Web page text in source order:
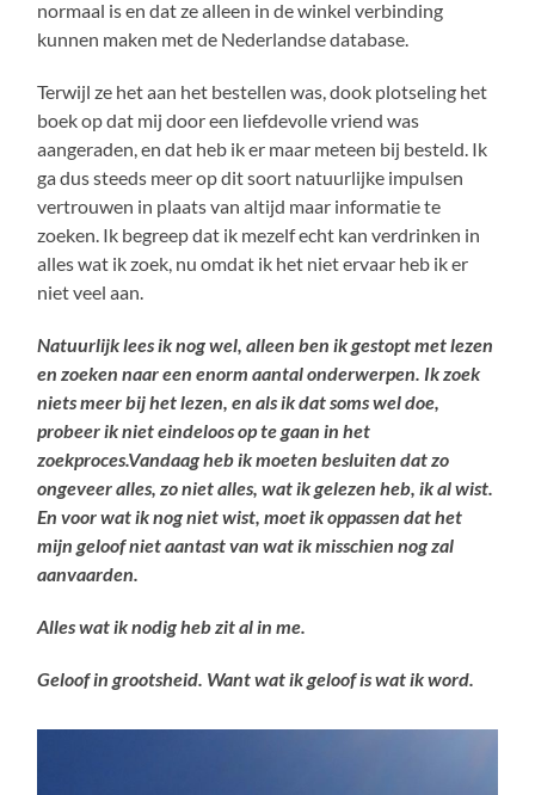
normaal is en dat ze alleen in de winkel verbinding
kunnen maken met de Nederlandse database.
Terwijl ze het aan het bestellen was, dook plotseling het
boek op dat mij door een liefdevolle vriend was
aangeraden, en dat heb ik er maar meteen bij besteld. Ik
ga dus steeds meer op dit soort natuurlijke impulsen
vertrouwen in plaats van altijd maar informatie te
zoeken. Ik begreep dat ik mezelf echt kan verdrinken in
alles wat ik zoek, nu omdat ik het niet ervaar heb ik er
niet veel aan.
Natuurlijk lees ik nog wel, alleen ben ik gestopt met lezen
en zoeken naar een enorm aantal onderwerpen. Ik zoek
niets meer bij het lezen, en als ik dat soms wel doe,
probeer ik niet eindeloos op te gaan in het
zoekproces.Vandaag heb ik moeten besluiten dat zo
ongeveer alles, zo niet alles, wat ik gelezen heb, ik al wist.
En voor wat ik nog niet wist, moet ik oppassen dat het
mijn geloof niet aantast van wat ik misschien nog zal
aanvaarden.
Alles wat ik nodig heb zit al in me.
Geloof in grootsheid. Want wat ik geloof is wat ik word.